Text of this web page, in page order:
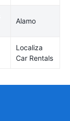
Alamo
Localiza
Car Rentals